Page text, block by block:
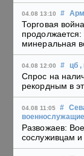
04.08 13:10 #
Торговая
минеральная
04.08 12:00 # цб ,
Спрос на
рекордным в
04.08 11:05 #
военнослужащие
Развожаев:
сослуживцам